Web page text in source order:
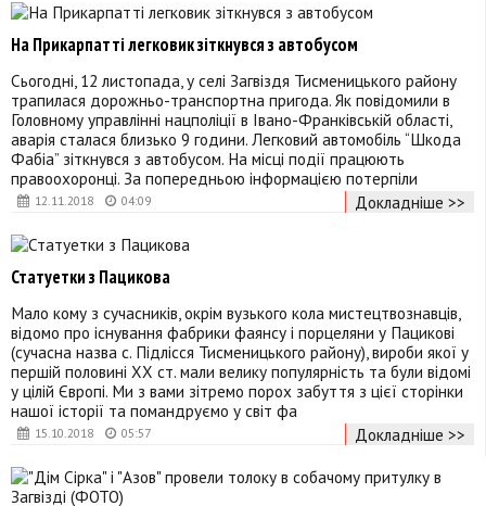
12.11.2018 04:09
На Прикарпатті легковик зіткнувся з автобусом
Сьогодні, 12 листопада, у селі Загвіздя Тисменицького району
трапилася дорожньо-транспортна пригода. Як повідомили в
Головному управлінні нацполіції в Івано-Франківській області,
аварія сталася близько 9 години. Легковий автомобіль “Шкода
Фабіа” зіткнувся з автобусом. На місці події працюють
правоохоронці. За попередньою інформацією потерпіли
Докладніше >>
15.10.2018 05:57
Статуетки з Пацикова
Мало кому з сучасників, окрім вузького кола мистецтвознавців,
відомо про існування фабрики фаянсу і порцеляни у Пацикові
(сучасна назва с. Підлісся Тисменицького району), вироби якої у
першій половині ХХ ст. мали велику популярність та були відомі
у цілій Європі. Ми з вами зітремо порох забуття з цієї сторінки
нашої історії та помандруємо у світ фа
Докладніше >>